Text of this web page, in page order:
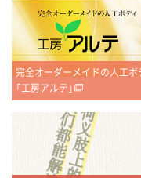
完全オーダーメイドの人工ボ
「工房アルテ」